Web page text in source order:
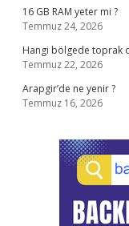
16 GB RAM yeter mi ?
Temmuz 24, 2026
Hangi bölgede toprak
Temmuz 22, 2026
Arapgir’de ne yenir ?
Temmuz 16, 2026